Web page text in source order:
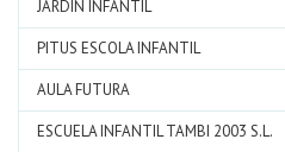
JARDÍN INFANTIL
PITUS ESCOLA INFANTIL
AULA FUTURA
ESCUELA INFANTIL TAMBI 2003 S.L.